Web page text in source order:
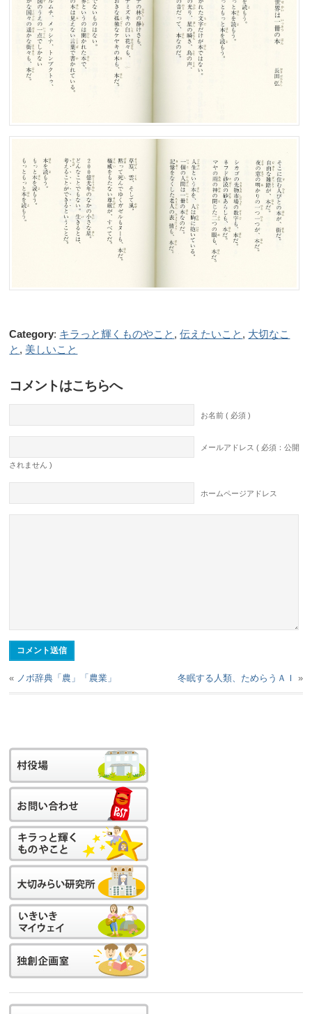
Category: キラっと輝くものやこと ,伝えたいこと , 大切なこ
と , 美しいこと
コメントはこちらへ
お名前 ( 必須 )
メールアドレス ( 必須：公開
されません )
ホームページアドレス
« ノボ辞典「農」「農業」 冬眠する人類、ためらうＡＩ »